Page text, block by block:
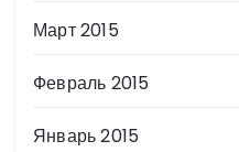
Март 2015
Февраль 2015
Январь 2015